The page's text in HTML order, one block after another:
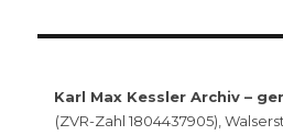
Karl Max Kessler Archiv –
(ZVR-Zahl 1804437905),